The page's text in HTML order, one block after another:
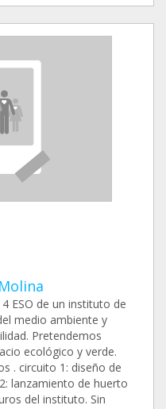
ESO de un instituto de
medio ambiente y
Pretendemos
ecológico y verde.
. circuito 1: diseño de
lanzamiento de huerto
del instituto. Sin